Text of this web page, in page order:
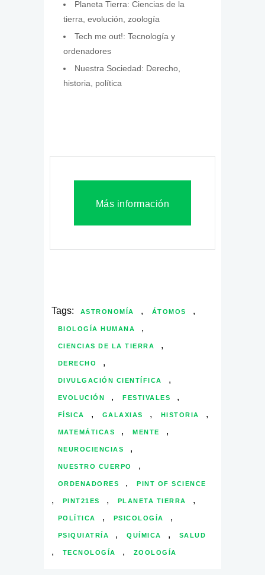
Planeta Tierra: Ciencias de la
tierra, evolución, zoología
Tech me out!: Tecnología y
ordenadores
Nuestra Sociedad: Derecho,
historia, política
Más información
Tags: ASTRONOMÍA , ÁTOMOS ,
BIOLOGÍA HUMANA ,
CIENCIAS DE LA TIERRA ,
DERECHO ,
DIVULGACIÓN CIENTÍFICA ,
EVOLUCIÓN , FESTIVALES ,
FÍSICA , GALAXIAS , HISTORIA ,
MATEMÁTICAS , MENTE ,
NEUROCIENCIAS ,
NUESTRO CUERPO ,
ORDENADORES , PINT OF SCIENCE
, PINT21ES , PLANETA TIERRA ,
POLÍTICA , PSICOLOGÍA ,
PSIQUIATRÍA , QUÍMICA , SALUD
, TECNOLOGÍA , ZOOLOGÍA